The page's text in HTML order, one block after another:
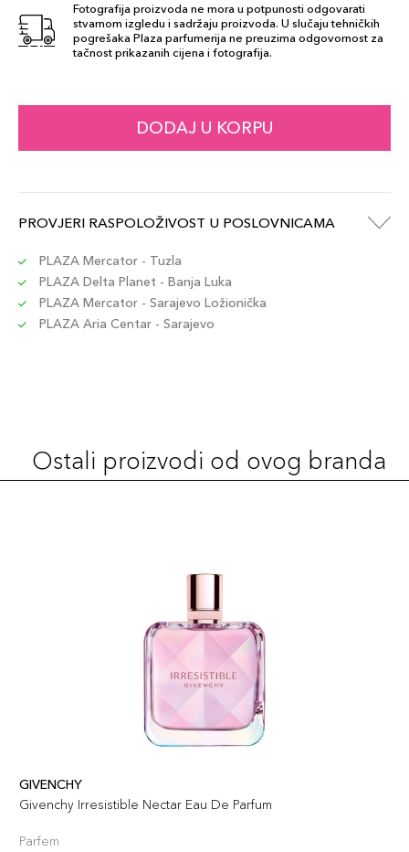
Fotografija proizvoda ne mora u potpunosti odgovarati
stvarnom izgledu i sadržaju proizvoda. U slučaju tehničkih
pogrešaka Plaza parfumerija ne preuzima odgovornost za
tačnost prikazanih cijena i fotografija.
DODAJ U KORPU
PROVJERI RASPOLOŽIVOST U POSLOVNICAMA
PLAZA Mercator - Tuzla
PLAZA Delta Planet - Banja Luka
PLAZA Mercator - Sarajevo Ložionička
PLAZA Aria Centar - Sarajevo
Ostali proizvodi od ovog branda
GIVENCHY
Givenchy Irresistible Nectar Eau De Parfum
Parfem